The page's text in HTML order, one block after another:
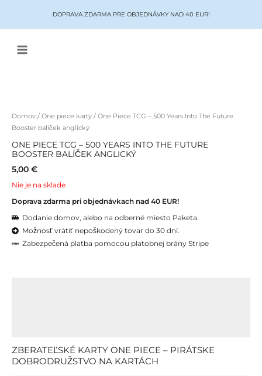
DOPRAVA ZDARMA PRE OBJEDNÁVKY NAD 40 EUR!
Main
Domov / One piece karty / One Piece TCG – 500 Years Into The Future
Booster balíček anglický
ONE PIECE TCG – 500 YEARS INTO THE FUTURE
BOOSTER BALÍČEK ANGLICKÝ
5,00 €
Nie je na sklade
Doprava zdarma pri objednávkach nad 40 EUR!
Dodanie domov, alebo na odberné miesto Paketa.
Možnosť vrátiť nepoškodený tovar do 30 dní.
Zabezpečená platba pomocou platobnej brány Stripe
ZBERATEĽSKÉ KARTY ONE PIECE – PIRÁTSKE
DOBRODRUŽSTVO NA KARTÁCH